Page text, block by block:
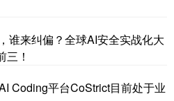
谁来纠偏？全球AI安全实战化大
！
Coding平台CoStrict目前处于业